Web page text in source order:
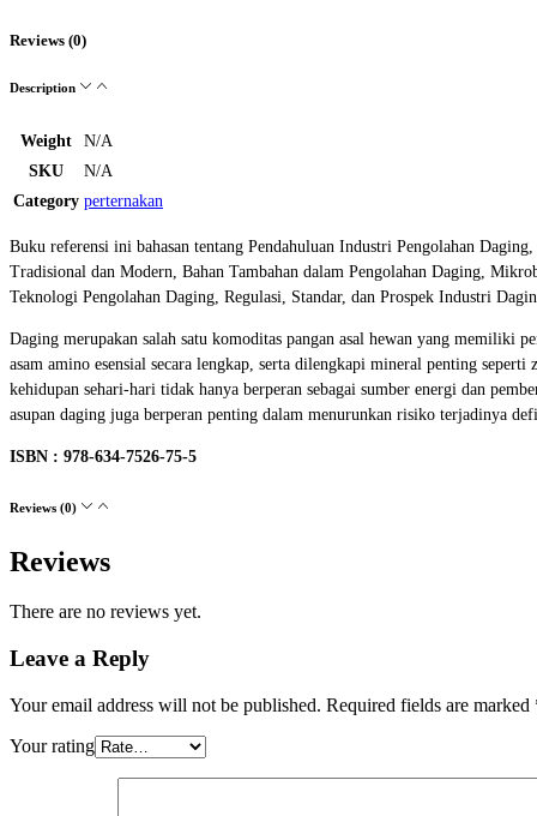
Reviews (0)
Description
Weight
N/A
SKU
N/A
Category perternakan
Buku referensi ini bahasan tentang Pendahuluan Industri Pengolahan
Tradisional dan Modern, Bahan Tambahan dalam Pengolahan Daging,
Teknologi Pengolahan Daging, Regulasi, Standar, dan Prospek Industri
Daging merupakan salah satu komoditas pangan asal hewan yang memiliki
asam amino esensial secara lengkap, serta dilengkapi mineral penting
kehidupan sehari-hari tidak hanya berperan sebagai sumber energi dan
asupan daging juga berperan penting dalam menurunkan risiko terjadinya
ISBN : 978-634-7526-75-5
Reviews (0)
Reviews
There are no reviews yet.
Leave a Reply
Your email address will not be published. Required fields are marked
Your rating